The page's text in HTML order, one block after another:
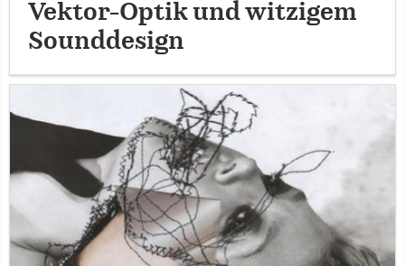
Vektor-Optik und witzigem
Sounddesign